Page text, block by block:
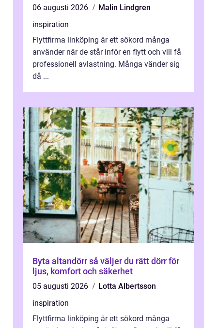
06 augusti 2026
Malin Lindgren
inspiration
Flyttfirma linköping är ett sökord många
använder när de står inför en flytt och vill få
professionell avlastning. Många vänder sig
då ...
Byta altandörr så väljer du rätt dörr för
ljus, komfort och säkerhet
05 augusti 2026
Lotta Albertsson
inspiration
Flyttfirma linköping är ett sökord många